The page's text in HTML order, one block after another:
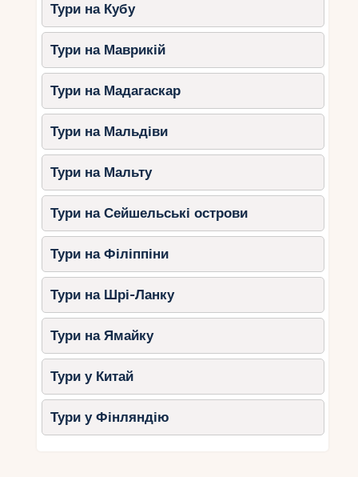
Тури на Кубу
Тури на Маврикій
Тури на Мадагаскар
Тури на Мальдіви
Тури на Мальту
Тури на Сейшельські острови
Тури на Філіппіни
Тури на Шрі-Ланку
Тури на Ямайку
Тури у Китай
Тури у Фінляндію